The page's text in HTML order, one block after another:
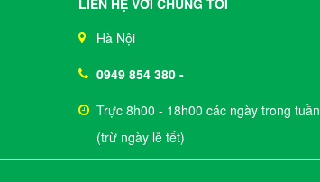
Hà Nội
0949 854 380 -
Trực 8h00 - 18h00 các ngày trong tuần
(trừ ngày lễ tết)